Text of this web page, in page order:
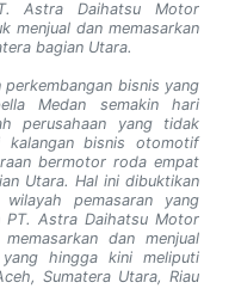
Astra Daihatsu Motor
menjual dan memasarkan
bagian Utara.
bisnis yang
Medan semakin hari
perusahaan yang tidak
bisnis otomotif
bermotor roda empat
Utara. Hal ini dibuktikan
pemasaran yang
PT. Astra Daihatsu Motor
dan menjual
hingga kini meliputi
Sumatera Utara, Riau